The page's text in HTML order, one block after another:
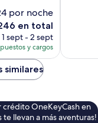
por noche
en total
1 sept - 2 sept
y cargos
similares
crédito OneKeyCash en
llevan a más aventuras!